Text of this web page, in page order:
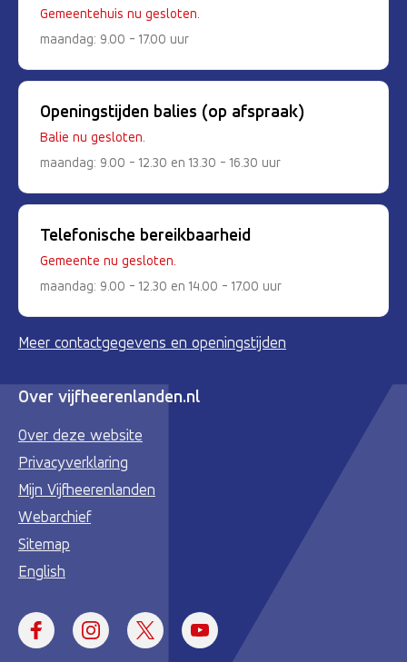
Gemeentehuis nu gesloten.
maandag: 9.00 - 17.00 uur
Openingstijden balies (op afspraak)
Balie nu gesloten.
maandag: 9.00 - 12.30 en 13.30 - 16.30 uur
Telefonische bereikbaarheid
Gemeente nu gesloten.
maandag: 9.00 - 12.30 en 14.00 - 17.00 uur
Meer contactgegevens en openingstijden
Over vijfheerenlanden.nl
Over deze website
Privacyverklaring
Mijn Vijfheerenlanden
Webarchief
Sitemap
English